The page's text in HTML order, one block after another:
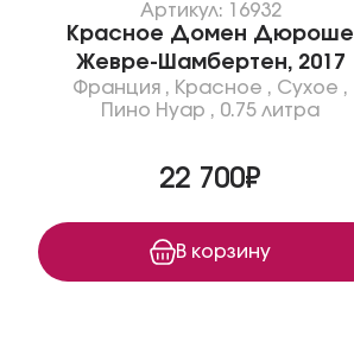
Артикул: 16932
Красное Домен Дюроше
Жевре-Шамбертен, 2017
Франция , Красное , Сухое ,
Пино Нуар , 0.75 литра
22 700₽
В корзину